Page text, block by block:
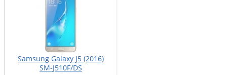
Samsung Galaxy J5 (2016)
SM-J510F/DS